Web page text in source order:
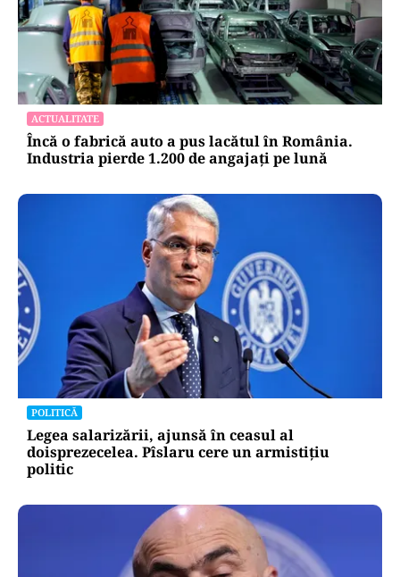
ACTUALITATE
Încă o fabrică auto a pus lacătul în România.
Industria pierde 1.200 de angajați pe lună
POLITICĂ
Legea salarizării, ajunsă în ceasul al
doisprezecelea. Pîslaru cere un armistițiu
politic